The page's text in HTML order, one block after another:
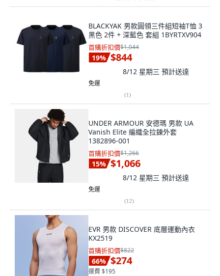
BLACKYAK 男款圓領三件組短袖T恤 3
黑色 2件 + 深藍色 套組 1BYRTXV904
首購折扣價$1,044
19% $844
8/12 星期三 預計送達
免運
(1)
UNDER ARMOUR 安德瑪 男款 UA
Vanish Elite 編織全拉鍊外套
1382896-001
首購折扣價$1,266
15% $1,066
8/12 星期三 預計送達
免運
(12)
EVR 男款 DISCOVER 底層運動內衣
KX2519
首購折扣價$822
66% $274
運費 $195